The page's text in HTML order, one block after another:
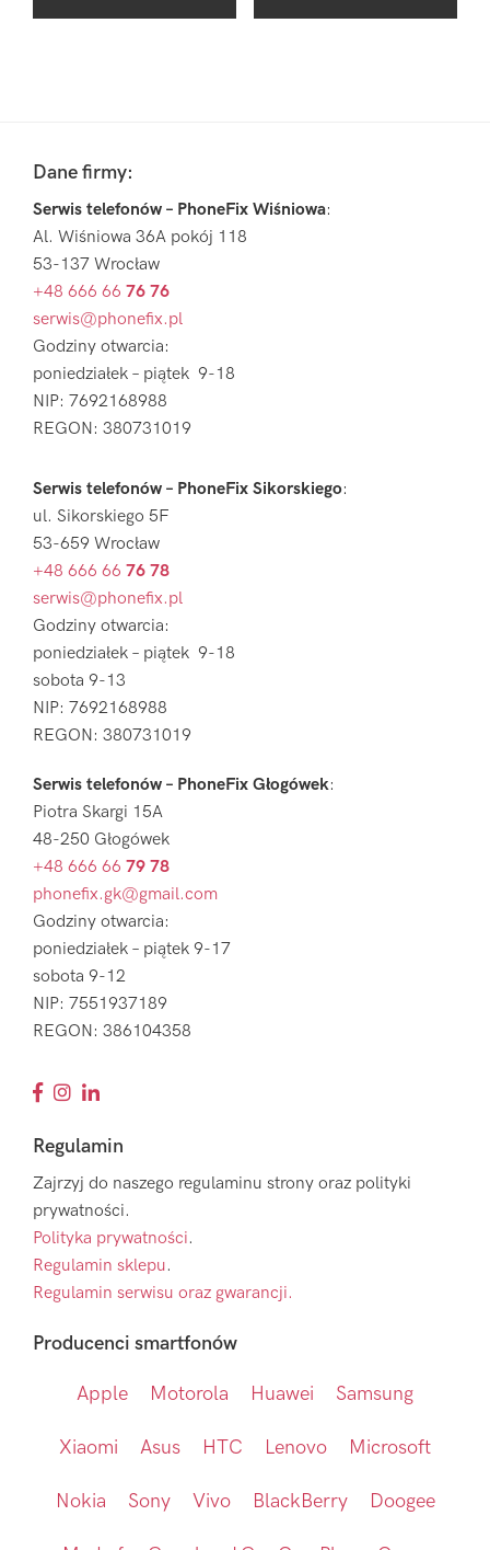
Sidebar
FooterDane firmy:
Serwis telefonów – PhoneFix Wiśniowa:
Al. Wiśniowa 36A pokój 118
53-137 Wrocław
+48 666 66 76 76
serwis@phonefix.pl
Godziny otwarcia:
poniedziałek – piątek 9-18
NIP: 7692168988
REGON: 380731019
Serwis telefonów – PhoneFix Sikorskiego:
ul. Sikorskiego 5F
53-659 Wrocław
+48 666 66 76 78
serwis@phonefix.pl
Godziny otwarcia:
poniedziałek – piątek 9-18
sobota 9-13
NIP: 7692168988
REGON: 380731019
Serwis telefonów – PhoneFix Głogówek:
Piotra Skargi 15A
48-250 Głogówek
+48 666 66 79 78
phonefix.gk@gmail.com
Godziny otwarcia:
poniedziałek – piątek 9-17
sobota 9-12
NIP: 7551937189
REGON: 386104358
Regulamin
Zajrzyj do naszego regulaminu strony oraz polityki
prywatności.
Polityka prywatności.
Regulamin sklepu.
Regulamin serwisu oraz gwarancji.
Producenci smartfonów
Apple Motorola Huawei Samsung
Xiaomi Asus HTC Lenovo Microsoft
Nokia Sony Vivo BlackBerry Doogee